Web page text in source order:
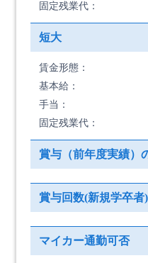
固定残業代：
短大
賃金形態：
基本給：
手当：
固定残業代：
賞与（前年度実績）
賞与回数(新規学卒者)
マイカー通勤可否